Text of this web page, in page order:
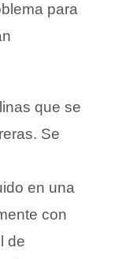
para
que se
Se
en una
con
de